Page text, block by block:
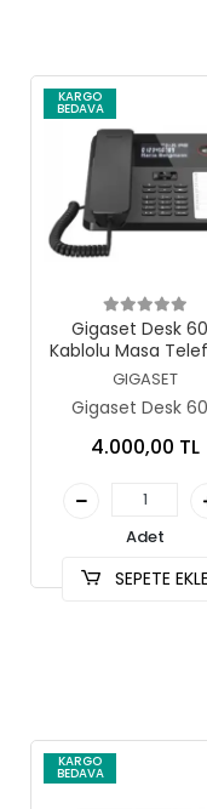
KARGO
BEDAVA
Sepete Ekle
Gigaset Desk
Kablolu Masa
Siyah
GIGASET
Gigaset Desk
Siyah
4.000,00 TL
Adet
SEPETE EKLE
KARGO
BEDAVA